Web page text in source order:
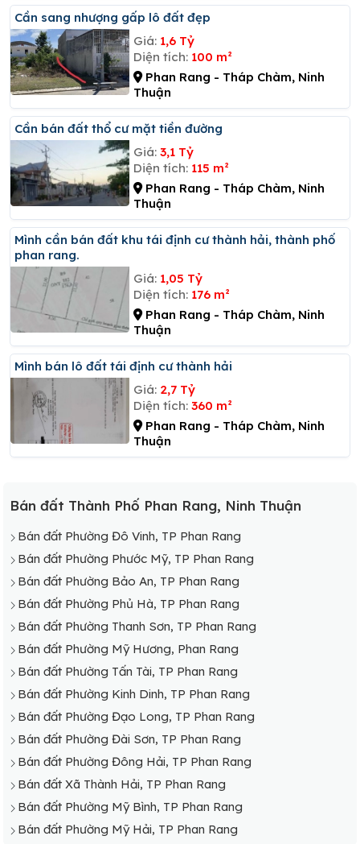
Cần sang nhượng gấp lô đất đẹp
Giá: 1,6 Tỷ
Diện tích: 100 m²
Phan Rang - Tháp Chàm, Ninh
Thuận
Cần bán đất thổ cư mặt tiền đường
Giá: 3,1 Tỷ
Diện tích: 115 m²
Phan Rang - Tháp Chàm, Ninh
Thuận
Mình cần bán đất khu tái định cư thành hải, thành phố
phan rang.
Giá: 1,05 Tỷ
Diện tích: 176 m²
Phan Rang - Tháp Chàm, Ninh
Thuận
Mình bán lô đất tái định cư thành hải
Giá: 2,7 Tỷ
Diện tích: 360 m²
Phan Rang - Tháp Chàm, Ninh
Thuận
Bán đất Thành Phố Phan Rang, Ninh Thuận
Bán đất Phường Đô Vinh, TP Phan Rang
Bán đất Phường Phước Mỹ, TP Phan Rang
Bán đất Phường Bảo An, TP Phan Rang
Bán đất Phường Phủ Hà, TP Phan Rang
Bán đất Phường Thanh Sơn, TP Phan Rang
Bán đất Phường Mỹ Hương, Phan Rang
Bán đất Phường Tấn Tài, TP Phan Rang
Bán đất Phường Kinh Dinh, TP Phan Rang
Bán đất Phường Đạo Long, TP Phan Rang
Bán đất Phường Đài Sơn, TP Phan Rang
Bán đất Phường Đông Hải, TP Phan Rang
Bán đất Xã Thành Hải, TP Phan Rang
Bán đất Phường Mỹ Bình, TP Phan Rang
Bán đất Phường Mỹ Hải, TP Phan Rang